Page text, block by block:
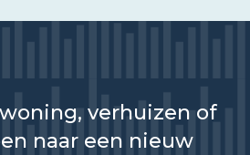
verhuizen of
naar een nieuw